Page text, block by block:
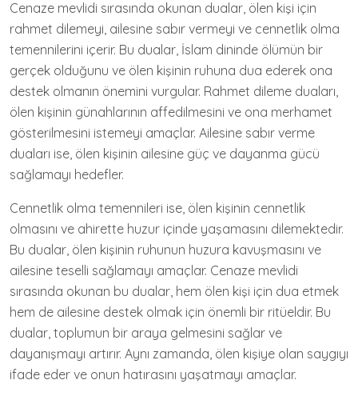
Cenaze mevlidi sırasında okunan dualar, ölen kişi için
rahmet dilemeyi, ailesine sabır vermeyi ve cennetlik olma
temennilerini içerir. Bu dualar, İslam dininde ölümün bir
gerçek olduğunu ve ölen kişinin ruhuna dua ederek ona
destek olmanın önemini vurgular. Rahmet dileme duaları,
ölen kişinin günahlarının affedilmesini ve ona merhamet
gösterilmesini istemeyi amaçlar. Ailesine sabır verme
duaları ise, ölen kişinin ailesine güç ve dayanma gücü
sağlamayı hedefler.
Cennetlik olma temennileri ise, ölen kişinin cennetlik
olmasını ve ahirette huzur içinde yaşamasını dilemektedir.
Bu dualar, ölen kişinin ruhunun huzura kavuşmasını ve
ailesine teselli sağlamayı amaçlar. Cenaze mevlidi
sırasında okunan bu dualar, hem ölen kişi için dua etmek
hem de ailesine destek olmak için önemli bir ritüeldir. Bu
dualar, toplumun bir araya gelmesini sağlar ve
dayanışmayı artırır. Aynı zamanda, ölen kişiye olan saygıyı
ifade eder ve onun hatırasını yaşatmayı amaçlar.